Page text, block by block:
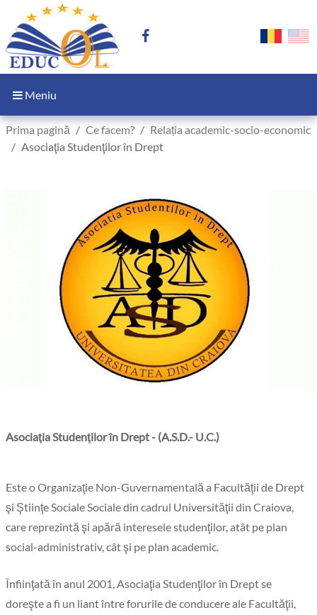
Meniu
Prima pagină Ce facem?
Relația academic-socio-economic
Asociaţia Studenţilor în Drept
Asociaţia Studenţilor în Drept - (A.S.D.- U.C.)
Este o Organizaţie Non-Guvernamentală a Facultăţii de Drept
şi Ştiinţe Sociale Sociale din cadrul Universităţii din Craiova,
care reprezintă şi apără interesele studenţilor, atât pe plan
social-administrativ, cât şi pe plan academic.
Înfiinţată în anul 2001, Asociaţia Studenţilor în Drept se
doreşte a fi un liant între forurile de conducere ale Facultăţii,